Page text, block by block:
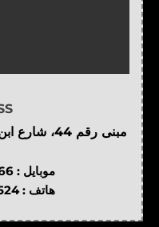
مبنى رقم
موبايل :
هاتف :